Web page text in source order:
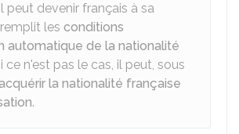
peut devenir français à sa
les conditions
automatique de la nationalité
ce n'est pas le cas, il peut, sous
la nationalité française
.